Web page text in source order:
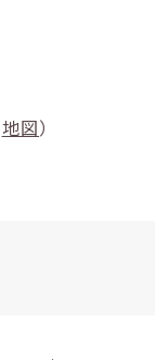
地図）